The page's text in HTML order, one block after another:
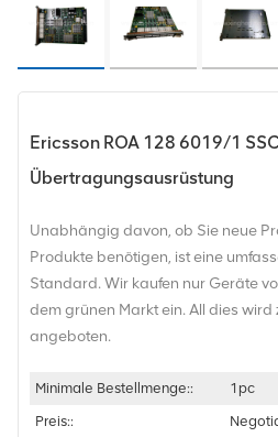
Ericsson ROA 128 6019/1
Übertragungsausrüstung
Unabhängig davon, ob Sie neue
Produkte benötigen, ist eine
Standard. Wir kaufen nur Geräte
dem grünen Markt ein. All dies
angeboten.
Minimale Bestellmenge::
1pc
Preis::